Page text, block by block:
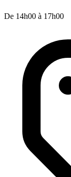
De 14h00 à 17h00